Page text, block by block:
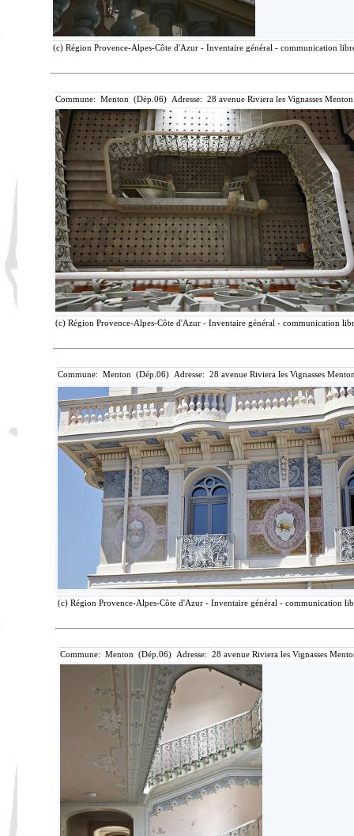
(c) Région Provence-Alpes-Côte d'Azur - Inventaire général - communication
Commune: Menton (Dép.06) Adresse: 28 avenue Riviera les Vignasses
(c) Région Provence-Alpes-Côte d'Azur - Inventaire général - communication
Commune: Menton (Dép.06) Adresse: 28 avenue Riviera les Vignasses
(c) Région Provence-Alpes-Côte d'Azur - Inventaire général - communication
Commune: Menton (Dép.06) Adresse: 28 avenue Riviera les Vignasses